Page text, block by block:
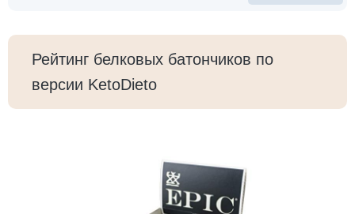
Рейтинг белковых батончиков по
версии KetoDieto